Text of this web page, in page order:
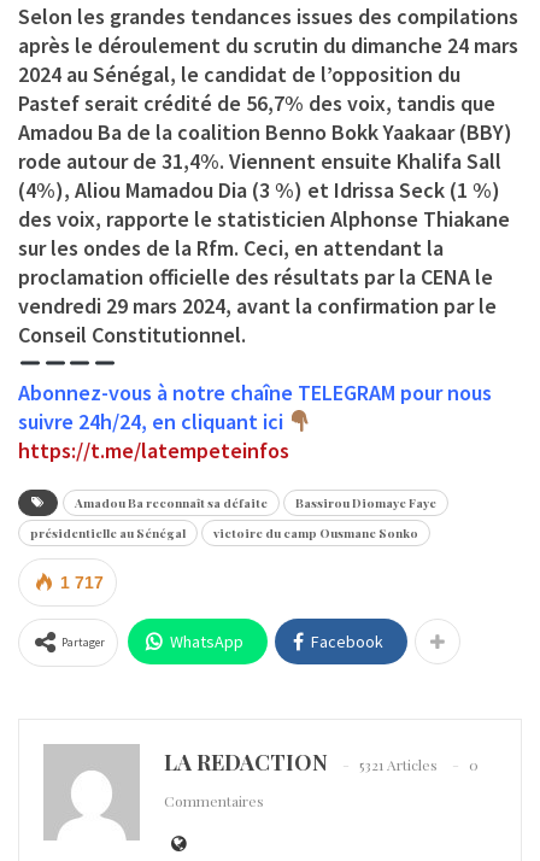
Selon les grandes tendances issues des compilations
après le déroulement du scrutin du dimanche 24 mars
2024 au Sénégal, le candidat de l’opposition du
Pastef serait crédité de 56,7% des voix, tandis que
Amadou Ba de la coalition Benno Bokk Yaakaar (BBY)
rode autour de 31,4%. Viennent ensuite Khalifa Sall
(4%), Aliou Mamadou Dia (3 %) et Idrissa Seck (1 %)
des voix, rapporte le statisticien Alphonse Thiakane
sur les ondes de la Rfm. Ceci, en attendant la
proclamation officielle des résultats par la CENA le
vendredi 29 mars 2024, avant la confirmation par le
Conseil Constitutionnel.
Abonnez-vous à notre chaîne TELEGRAM pour nous
suivre 24h/24, en cliquant ici
https://t.me/latempeteinfos
Amadou Ba reconnaît sa défaite
Bassirou Diomaye Faye
présidentielle au Sénégal
victoire du camp Ousmane Sonko
1 717
Partager WhatsApp Facebook
LA REDACTION 5321 Articles
0
Commentaires